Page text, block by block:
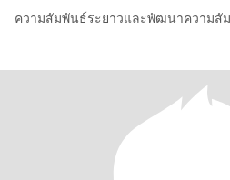
ความสัมพันธ์ระยาวและพัฒนาความสั